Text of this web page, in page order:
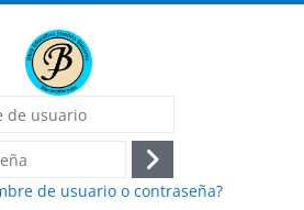
Acceder
de usuario o contraseña?